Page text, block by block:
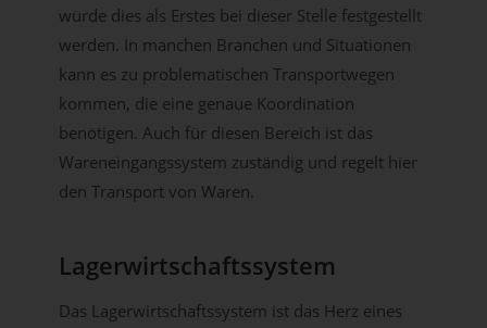
würde dies als Erstes bei dieser Stelle festgestellt
werden. In manchen Branchen und Situationen
kann es zu problematischen Transportwegen
kommen, die eine genaue Koordination
benötigen. Auch für diesen Bereich ist das
Wareneingangssystem zuständig und regelt hier
den Transport von Waren.
Lagerwirtschaftssystem
Das Lagerwirtschaftssystem ist das Herz eines